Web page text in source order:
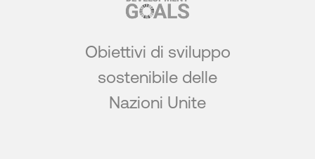
Obiettivi di sviluppo
sostenibile delle
Nazioni Unite